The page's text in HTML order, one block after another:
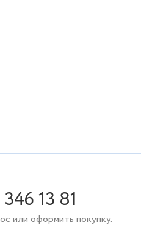
13 81
или оформить покупку.